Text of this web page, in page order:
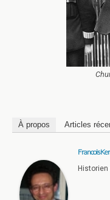
À propos Articles
Francois